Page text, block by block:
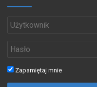
Zapamiętaj mnie